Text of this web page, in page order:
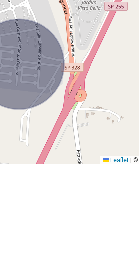
Leaflet ©